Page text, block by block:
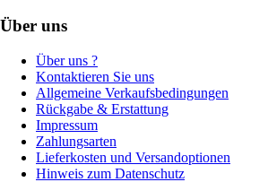
Über uns
Über uns ?
Kontaktieren Sie uns
Allgemeine Verkaufsbedingungen
Rückgabe & Erstattung
Impressum
Zahlungsarten
Lieferkosten und Versandoptionen
Hinweis zum Datenschutz